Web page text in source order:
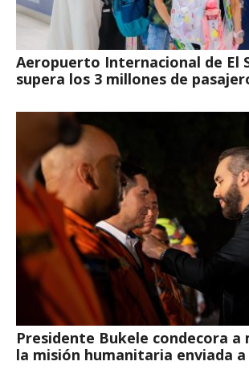
Aeropuerto Internacional de El
supera los 3 millones de
Presidente Bukele condecora a
la misión humanitaria enviada a